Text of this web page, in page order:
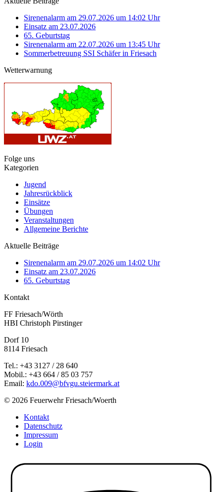
Sirenenalarm am 29.07.2026 um 14:02 Uhr
Einsatz am 23.07.2026
65. Geburtstag
Sirenenalarm am 22.07.2026 um 13:45 Uhr
Sommerbetreuung SSI Schäfer in Friesach
Wetterwarnung
Folge uns
Kategorien
Jugend
Jahresrückblick
Einsätze
Übungen
Veranstaltungen
Allgemeine Berichte
Aktuelle Beiträge
Sirenenalarm am 29.07.2026 um 14:02 Uhr
Einsatz am 23.07.2026
65. Geburtstag
Kontakt
FF Friesach/Wörth
HBI Christoph Pirstinger
Dorf 10
8114 Friesach
Tel.: +43 3127 / 28 640
Mobil.: +43 664 / 85 03 757
Email: kdo.009@bfvgu.steiermark.at
© 2026 Feuerwehr Friesach/Woerth
Kontakt
Datenschutz
Impressum
Login